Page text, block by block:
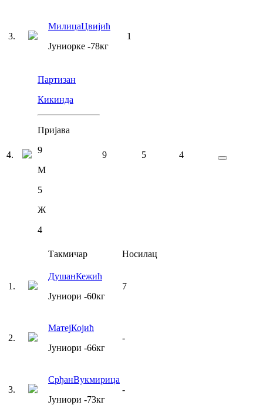
3.
МилицаЦвијић
Јуниорке -78кг
1
4.
Партизан
Кикинда
Пријава
9
М
5
Ж
4
9 5 4
Такмичар Носилац
1 .
ДушанКежић
Јуниори -60кг
7
2.
МатејКојић
Јуниори -66кг
-
3.
СрђанВукмирица
Јуниори -73кг
-